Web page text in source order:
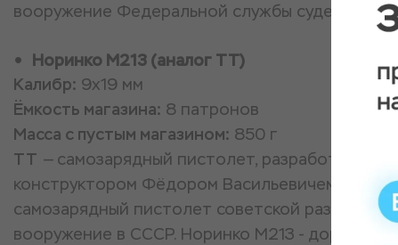
вооружение Федеральной службы судебных
Норинко M213 (аналог ТТ)
Калибр: 9x19 мм
Ёмкость магазина: 8 патронов
Масса с пустым магазином: 850 г
ТТ — самозарядный пистолет, разработанный в
конструктором Фёдором Васильевичем
самозарядный пистолет советской
вооружение в СССР. Норинко M213 -